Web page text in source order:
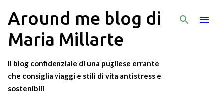
Passa ai contenuti principali
Around me blog di
Maria Millarte
Il blog confidenziale di una pugliese errante
che consiglia viaggi e stili di vita antistress e
sostenibili